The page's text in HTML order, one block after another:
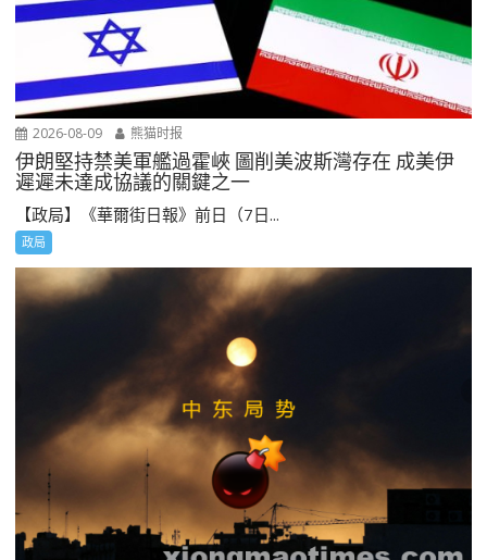
2026-08-09 熊猫时报
伊朗堅持禁美軍艦過霍峽 圖削美波斯灣存在 成美伊
遲遲未達成協議的關鍵之一
【政局】《華爾街日報》前日（7日...
政局